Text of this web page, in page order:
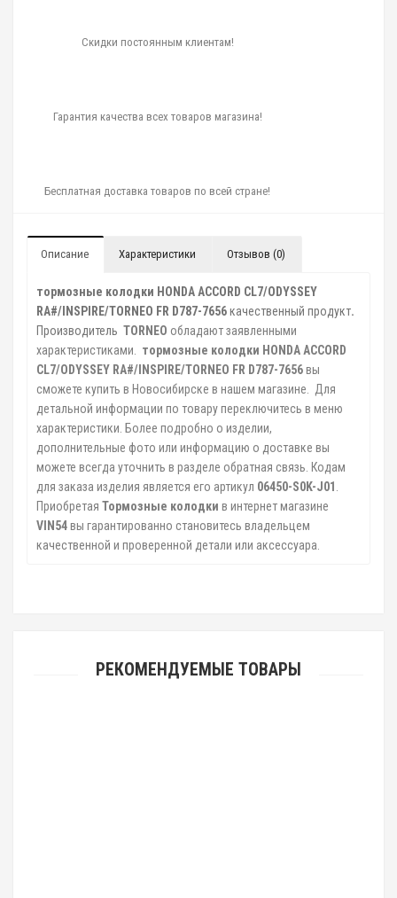
Скидки постоянным клиентам!
Гарантия качества всех товаров магазина!
Бесплатная доставка товаров по всей стране!
Описание Характеристики Отзывов (0)
тормозные колодки HONDA ACCORD CL7/ODYSSEY
RA#/INSPIRE/TORNEO FR D787-7656качественный продукт.
Производитель TORNEO обладают заявленными
характеристиками.
тормозные колодки HONDA ACCORD
CL7/ODYSSEY RA#/INSPIRE/TORNEO FR D787-7656вы
сможете купить в Новосибирске в нашем магазине. Для
детальной информации по товару переключитесь в меню
характеристики. Более подробно о изделии,
дополнительные фото или информацию о доставке вы
можете всегда уточнить в разделе обратная связь. Кодам
для заказа изделия является его артикул 06450-S0K-J01
Приобретая Тормозные колодки в интернет магазине
VIN54вы гарантированно становитесь владельцем
качественной и проверенной детали или аксессуара.
РЕКОМЕНДУЕМЫЕ ТОВАРЫ